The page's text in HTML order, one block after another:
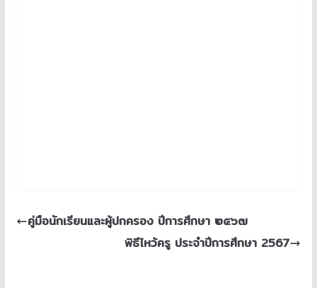
คู่มือนักเรียนและผู้ปกครอง ปีการศึกษา ๒๕๖๗
พิธีไหว้ครู ประจำปีการศึกษา 2567